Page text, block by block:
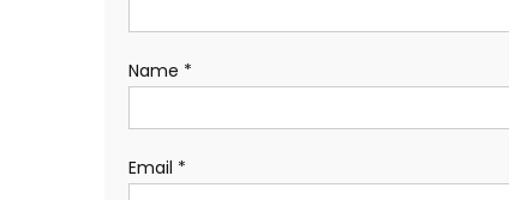
Name *
Email *